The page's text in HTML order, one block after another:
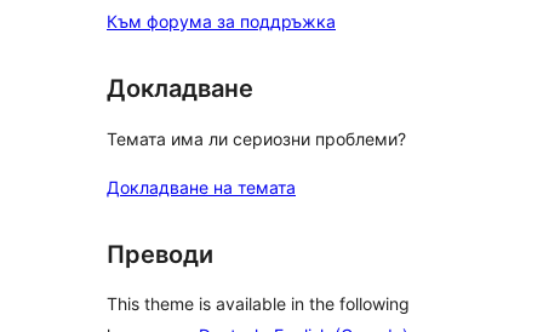
Към форума за поддръжка
Докладване
Темата има ли сериозни проблеми?
Докладване на темата
Преводи
This theme is available in the following